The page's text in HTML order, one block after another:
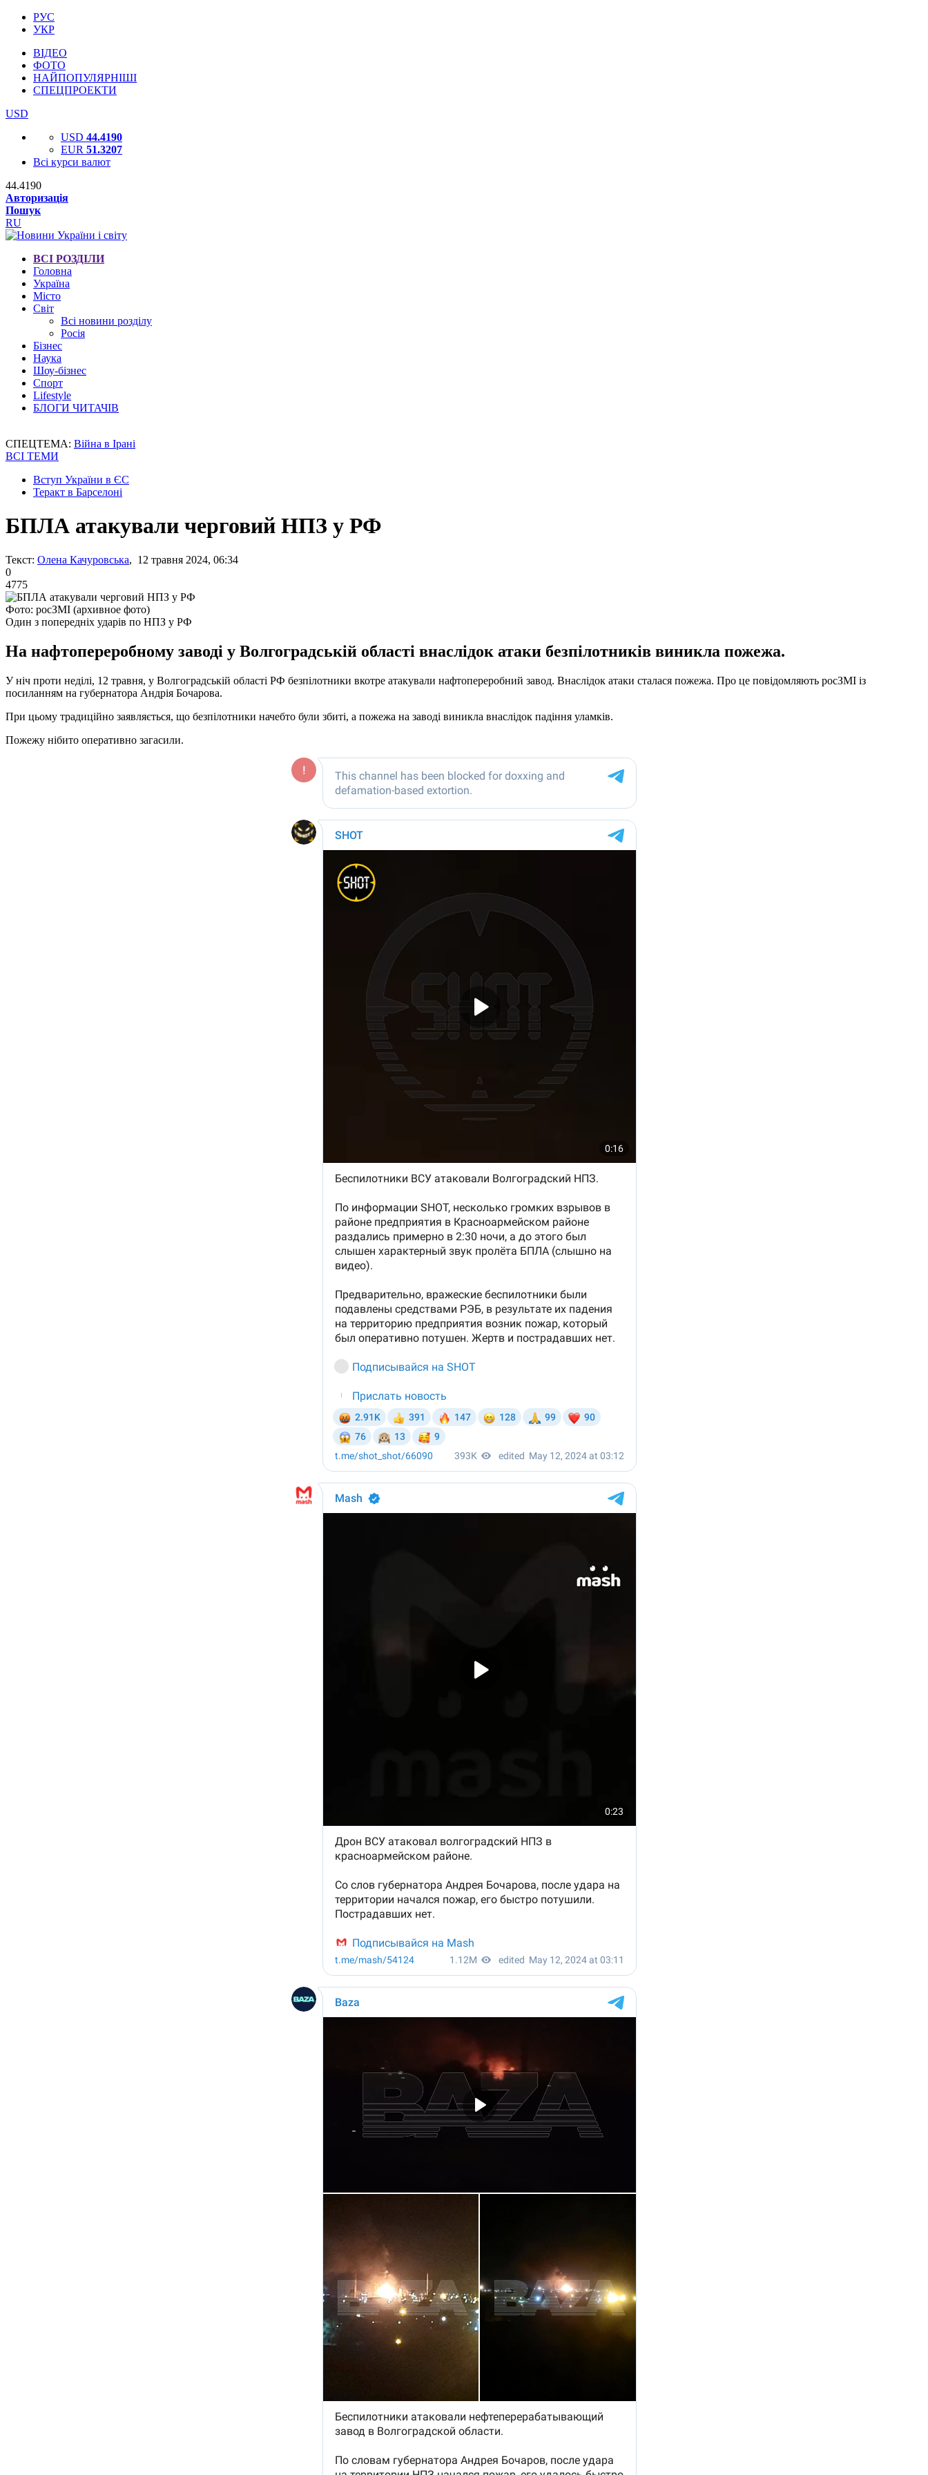
РУС
УКР
ВІДЕО
ФОТО
НАЙПОПУЛЯРНІШІ
СПЕЦПРОЕКТИ
USD
USD 44.4190
EUR 51.3207
Всі курси валют
44.4190
Авторизація
Пошук
RU
ВСІ РОЗДІЛИ
Головна
Україна
Місто
Світ
Всі новини розділу
Росія
Бізнес
Наука
Шоу-бізнес
Спорт
Lifestyle
БЛОГИ ЧИТАЧІВ
СПЕЦТЕМА: Війна в Ірані
ВСІ ТЕМИ
Вступ України в ЄС
Теракт в Барселоні
БПЛА атакували черговий НПЗ у РФ
Текст: Олена Качуровська, 12 травня 2024, 06:34
0
4775
Фото: росЗМІ (архивное фото)
Один з попередніх ударів по НПЗ у РФ
На нафтопереробному заводі у Волгоградській області внаслідок атаки безпілотників виникла пожежа.
У ніч проти неділі, 12 травня, у Волгоградській області РФ безпілотники вкотре атакували нафтопереробний завод. Внаслідок атаки сталася пожежа. Про це повідомляють росЗМІ із
посиланням на губернатора Андрія Бочарова.
При цьому традиційно заявляється, що безпілотники начебто були збиті, а пожежа на заводі виникла внаслідок падіння уламків.
Пожежу нібито оперативно загасили.